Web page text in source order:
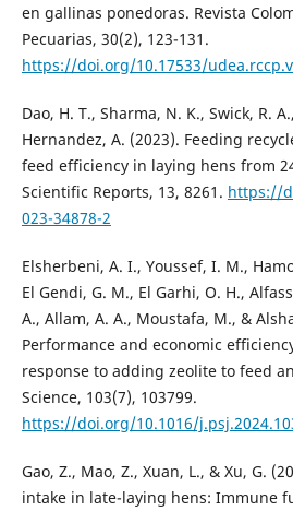
en gallinas ponedoras. Revista
Pecuarias, 30(2), 123-131.
https://doi.org/10.17533/
Dao, H. T., Sharma, N. K., Swick, R.
Hernandez, A. (2023). Feeding
feed efficiency in laying hens from
Scientific Reports, 13, 8261. https://
023-34878-2
Elsherbeni, A. I., Youssef, I. M.,
El Gendi, G. M., El Garhi, O. H.,
A., Allam, A. A., Moustafa, M., &
Performance and economic
response to adding zeolite to feed
Science, 103(7), 103799.
https://doi.org/10.1016/
Gao, Z., Mao, Z., Xuan, L., & Xu, G.
intake in late-laying hens: Immune